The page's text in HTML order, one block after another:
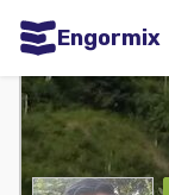
Engormix
Comunidades en
Agricultura
Balanceados -